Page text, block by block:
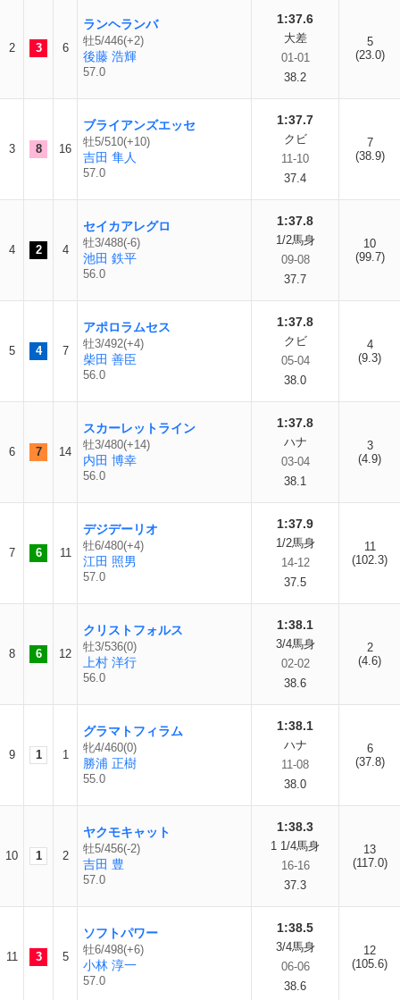
2 3 6
ランヘランバ
牡5/446(+2)
後藤 浩輝
57.0
1:37.6
大差
01-01
38.2
5
(23.0)
3 8 16
ブライアンズエッセ
牡5/510(+10)
吉田 隼人
57.0
1:37.7
クビ
11-10
37.4
7
(38.9)
4 2 4
セイカアレグロ
牡3/488(-6)
池田 鉄平
56.0
1:37.8
1/2馬身
09-08
37.7
10
(99.7)
5 4 7
アポロラムセス
牡3/492(+4)
柴田 善臣
56.0
1:37.8
クビ
05-04
38.0
4
(9.3)
6 7 14
スカーレットライン
牡3/480(+14)
内田 博幸
56.0
1:37.8
ハナ
03-04
38.1
3
(4.9)
7 6 11
デジデーリオ
牡6/480(+4)
江田 照男
57.0
1:37.9
1/2馬身
14-12
37.5
11
(102.3)
8 6 12
クリストフォルス
牡3/536(0)
上村 洋行
56.0
1:38.1
3/4馬身
02-02
38.6
2
(4.6)
9 1 1
グラマトフィラム
牝4/460(0)
勝浦 正樹
55.0
1:38.1
ハナ
11-08
38.0
6
(37.8)
10 1 2
ヤクモキャット
牡5/456(-2)
吉田 豊
57.0
1:38.3
1 1/4馬身
16-16
37.3
13
(117.0)
11 3 5
ソフトパワー
牡6/498(+6)
小林 淳一
57.0
1:38.5
3/4馬身
06-06
38.6
12
(105.6)